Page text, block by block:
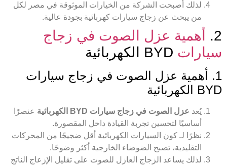
لذلك أصبحت الشركة من الخيارات الموثوقة في مصر لكل
من يبحث عن زجاج سيارات كهربائية بجودة عالية.
2.
أهمية عزل الصوت في زجاج
سيارات
1. أهمية عزل الصوت في زجاج سيارات
BYD الكهربائية
يُعد عزل الصوت في زجاج سيارات BYD الكهربائية
عنصرًا
أساسيًا لتحسين تجربة القيادة داخل المقصورة.
نظرًا لـ كون السيارات الكهربائية أقل ضجيجًا من المحركات
التقليدية، تصبح الضوضاء الخارجية أكثر وضوحًا.
لذلك يساعد الزجاج العازل للصوت على تقليل الإزعاج الناتج